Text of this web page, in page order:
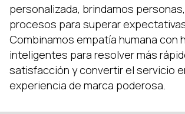
personalizada, brindamos
procesos para superar
Combinamos empatía humana con
inteligentes para resolver más
satisfacción y convertir el servicio
experiencia de marca poderosa.